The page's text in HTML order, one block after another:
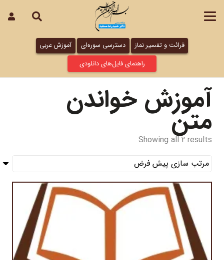
قرائت و تفسیر نماز دسترسی سوره‌ای
آموزش عربی
راهنمای فایل‌های دانلودی
آموزش خواندن
متن
Showing all 2 results